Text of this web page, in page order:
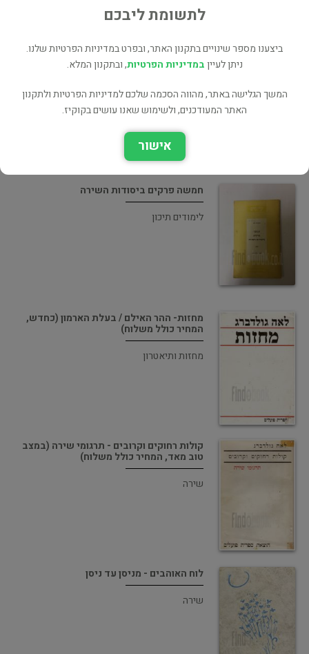
אוקאסן וניקולט
ספרות תרגום
חמשה פרקים ביסודות השירה
לימודים תיכון
מחזות- ההר האילם / בעלת הארמון (כחדש,
המחיר כולל משלוח)
מחזות ותיאטרון
קולות רחוקים וקרובים - תרגומי שירה (במצב
טוב מאד, המחיר כולל משלוח)
שירה
לוח האוהבים - מניסן עד ניסן
שירה
לתשומת ליבכם
ביצענו מספר שינויים בתקנון האתר, ובפרט במדיניות הפרטיות שלנו.
ניתן לעייןבמדיניות הפרטיות, ובתקנון המלא.
המשך הגלישה באתר, מהווה הסכמה שלכם למדיניות הפרטיות ולתקנון
האתר המעודכנים, ולשימוש שאנו עושים בקוקיז.
אישור